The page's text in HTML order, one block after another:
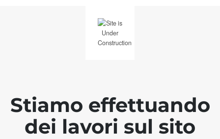
Stiamo effettuando
dei lavori sul sito